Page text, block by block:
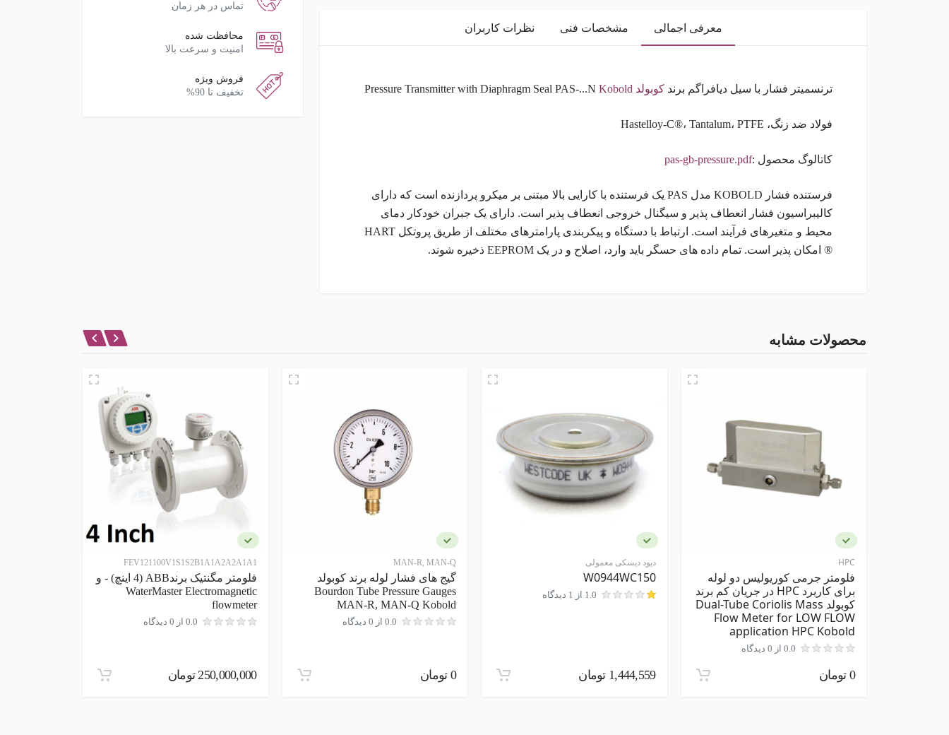
تماس در هر زمان
محافظت شده
امنیت و سرعت بالا
فروش ویژه
تخفیف تا 90%
معرفی اجمالی مشخصات فنی نظرات کاربران
ترنسمیتر فشار با سیل دیافراگم برند کوبولد Kobold
فولاد ضد زنگ، Hastelloy-C®، Tantalum، PTFE
کاتالوگ محصول :pas-gb-pressure.pdf
فرستنده فشار KOBOLD مدل PAS یک فرستنده با کارایی بالا مبتنی بر میکرو پردازنده است که دارای
کالیبراسیون فشار انعطاف پذیر و سیگنال خروجی انعطاف پذیر است. دارای یک جبران خودکار دمای
محیط و متغیرهای فرآیند است. ارتباط با دستگاه و پیکربندی پارامترهای مختلف از طریق پروتکل HART
® امکان پذیر است. تمام داده های حسگر باید وارد، اصلاح و در یک EEPROM ذخیره شوند.
مشخصات ظاهری
ضد انفجار
نظر شما در باره این محصول
ارسال نظر در مورد این محصول
محصولات مشابه
HPC
فلومتر جرمی کوریولیس دو لوله
برای کاربرد HPC در جریان کم برند
کوبولد Dual-Tube Coriolis Mass
Flow Meter for LOW FLOW
application HPC Kobold
0.0 از 0 دیدگاه
0 تومان
دیود دیسکی معمولی
W0944WC150
1.0 از 1 دیدگاه
1,444,559 تومان
MAN-R, MAN-Q
گیج های فشار لوله برند کوبولد
Bourdon Tube Pressure Gauges
MAN-R, MAN-Q Kobold
0.0 از 0 دیدگاه
0 تومان
FEV121100V1S1S2B1A1A2A2A1A1
فلومتر مگنتیک برندABB (4 اینچ) - و
WaterMaster Electromagnetic
flowmeter
0.0 از 0 دیدگاه
250,000,000 تومان